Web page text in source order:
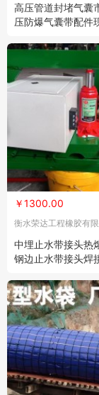
高压管道封堵气囊
压防爆气囊带配件
￥1300.00
衡水荣达工程橡胶有
中埋止水带接头热
钢边止水带接头焊